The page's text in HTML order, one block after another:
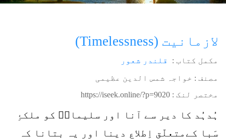
لازمانیت (Timelessness)
مکمل کتاب : قلندر شعور
مصنف : خواجہ شمس الدین عظیمی
مختصر لنک : https://iseek.online/?p=9020
ہُدہُد کا دیر سے آنا اور سلیمانؑ کو ملکۂِ
سَبا کےمتعلّق اِطلاع دینا اور یہ بتانا کہ